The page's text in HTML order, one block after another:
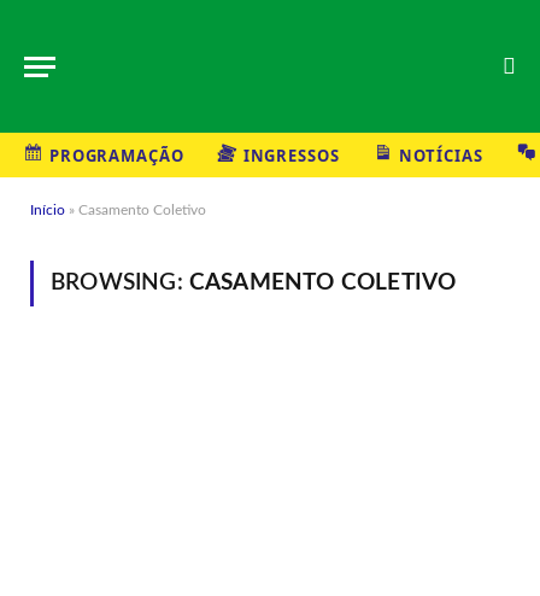
PROGRAMAÇÃO INGRESSOS NOTÍCIAS
Início » Casamento Coletivo
BROWSING: CASAMENTO COLETIVO